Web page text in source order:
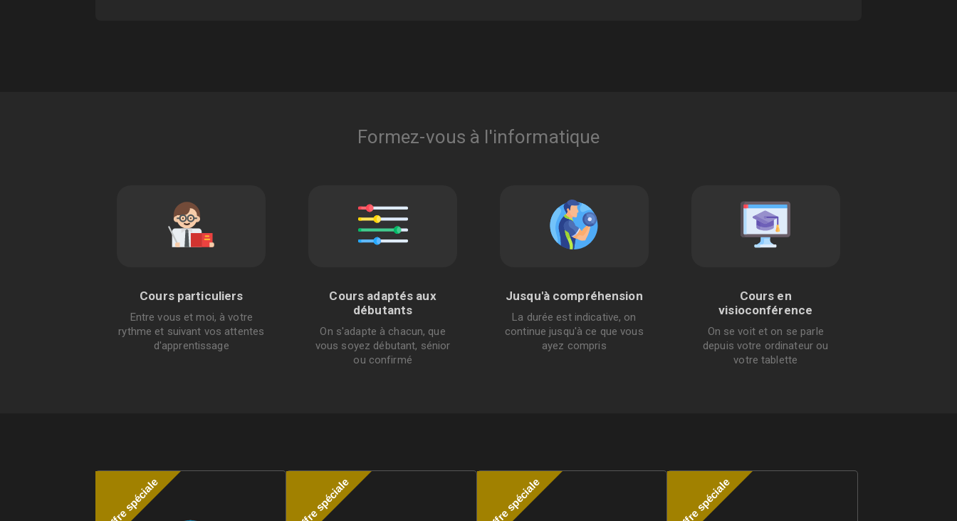
Formez-vous à l'informatique
Cours particuliers
Entre vous et moi, à votre
rythme et suivant vos attentes
d'apprentissage
Cours adaptés aux
débutants
On s'adapte à chacun, que
vous soyez débutant, sénior
ou confirmé
Jusqu'à compréhension
La durée est indicative, on
continue jusqu'à ce que vous
ayez compris
Cours en
visioconférence
On se voit et on se parle
depuis votre ordinateur ou
votre tablette
Offre spéciale Offre spéciale Offre spéciale Offre spéciale